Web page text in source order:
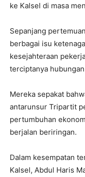
ke Kalsel di masa
Sepanjang
berbagai isu
kesejahteraan
terciptanya
Mereka sepakat
antarunsur Tripartit
pertumbuhan
berjalan beriringan.
Dalam kesempatan
Kalsel, Abdul Haris